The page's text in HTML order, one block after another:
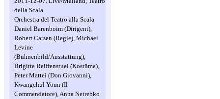
della Scala
Orchestra del Teatro alla Scala
Daniel Barenboim (Dirigent),
Robert Carsen (Regie), Michael
Levine
(Bühnenbild/Ausstattung),
Brigitte Reiffenstuel (Kostüme),
Peter Mattei (Don Giovanni),
Kwangchul Youn (Il
Commendatore), Anna Netrebko